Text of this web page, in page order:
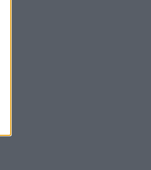
αποτέλεσμα σύμφωνα με ειδικό
από τον ιό του Δυτικού